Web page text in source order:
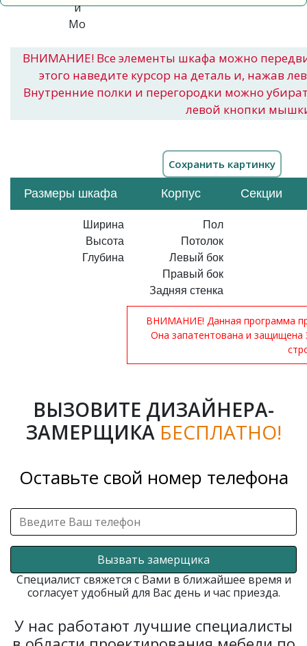
ВНИМАНИЕ! Все элементы шкафа можно
этого наведите курсор на деталь и, нажав
Внутренние полки и перегородки можно
левой кнопки
Размеры шкафа Корпус Секции
Ширина
Высота
Глубина
Пол
Потолок
Левый бок
Правый бок
Задняя стенка
ВНИМАНИЕ! Данная программа
Она запатентована и
ВЫЗОВИТЕ ДИЗАЙНЕРА-
ЗАМЕРЩИКА БЕСПЛАТНО!
Оставьте свой номер телефона
Вызвать замерщика
Специалист свяжется с Вами в ближайшее время и
согласует удобный для Вас день и час приезда.
У нас работают лучшие специалисты